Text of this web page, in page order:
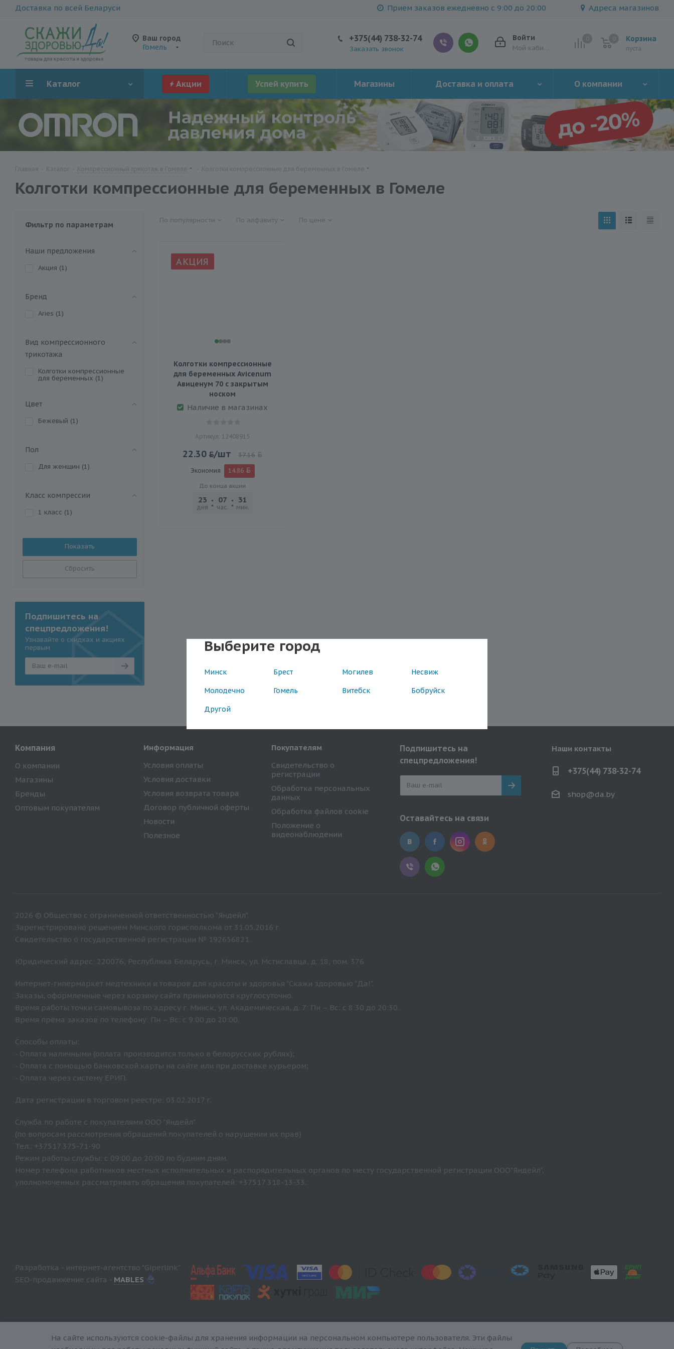
Выберите город
Минск Брест Могилев Несвиж
Молодечно Гомель Витебск Бобруйск
Другой
Доставка по всей Беларуси Прием заказов ежедневно с 9:00 до 20:00 Адреса магазинов
Ваш город
Гомель
Корзина
пуста
Войти
Мой кабинет
+375(44) 738-32-74
Заказать звонок
Каталог Акции Успей купить Магазины Доставка и оплата О компании
Колготки компрессионные для беременных в Гомеле
По популярности По алфавиту По цене
АКЦИЯ
Колготки компрессионные
для беременных Avicenum
Авиценум 70 с закрытым
носком
Наличие в магазинах
Артикул: 12408915
22.30 /шт 37.16
Экономия 14.86
До конца акции
23
дня
07
час.
31
мин.
Фильтр по параметрам
Наши предложения
Акция (1)
Бренд
Aries (1)
Вид компрессионного
трикотажа
Колготки компрессионные
для беременных (1)
Цвет
Бежевый (1)
Пол
Для женщин (1)
Класс компрессии
1 класс (1)
Сбросить
Подпишитесь на
спецпредложения!
Узнавайте о скидках и акциях
первым
Компания
О компании
Магазины
Бренды
Оптовым покупателям
Информация
Условия оплаты
Условия доставки
Условия возврата товара
Договор публичной оферты
Новости
Полезное
Покупателям
Свидетельство о
регистрации
Обработка персональных
данных
Обработка файлов cookie
Положение о
видеонаблюдении
Подпишитесь на
спецпредложения!
Оставайтесь на связи
Наши контакты
+375(44) 738-32-74
shop@da.by
2026 © Общество с ограниченной ответственностью "Яндейл".
Зарегистрировано решением Минского горисполкома от 31.05.2016 г.
Свидетельство о государственной регистрации № 192656821.
Юридический адрес: 220076, Республика Беларусь, г. Минск, ул. Мстиславца, д. 18, пом. 376
Интернет-гипермаркет медтехники и товаров для красоты и здоровья "Скажи здоровью "Да!".
Заказы, оформленные через корзину сайта принимаются круглосуточно.
Время работы точки самовывоза по адресу г. Минск, ул. Академическая, д. 7: Пн – Вс: с 8:30 до 20:30.
Время прёма заказов по телефону: Пн – Вс: с 9:00 до 20:00.
Способы оплаты:
- Оплата наличными (оплата производится только в белорусских рублях);
- Оплата с помощью банковской карты на сайте или при доставке курьером;
- Оплата через систему ЕРИП.
Дата регистрации в торговом реестре: 03.02.2017 г.
Служба по работе с покупателями ООО "Яндейл"
(по вопросам рассмотрения обращений покупателей о нарушении их прав)
Тел.: +37517 375-71-90
Режим работы службы: с 09:00 до 20:00 по будним дням.
Номер телефона работников местных исполнительных и распорядительных органов по месту государственной регистрации ООО"Яндейл",
уполномоченных рассматривать обращения покупателей: +37517 318-13-33.
Разработка - интернет-агентство "Giperlink"
SEO-продвижение сайта - MABLES
На сайте используются cookie-файлы для хранения информации на персональном компьютере пользователя. Эти файлы